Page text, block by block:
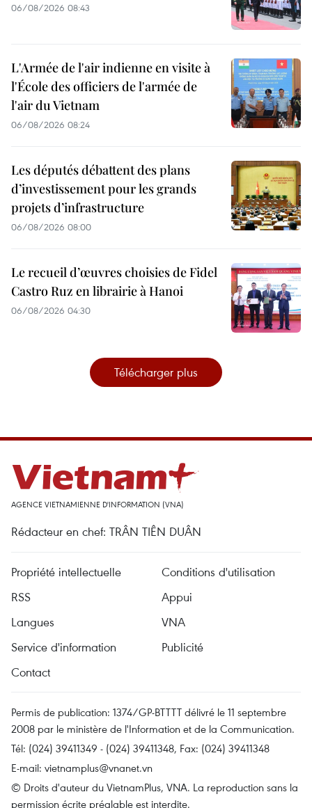
06/08/2026 08:43
L'Armée de l'air indienne en visite à
l'École des officiers de l'armée de
l'air du Vietnam
06/08/2026 08:24
Les députés débattent des plans
d’investissement pour les grands
projets d’infrastructure
06/08/2026 08:00
Le recueil d’œuvres choisies de Fidel
Castro Ruz en librairie à Hanoi
06/08/2026 04:30
Télécharger plus
AGENCE VIETNAMIENNE D'INFORMATION (VNA)
Rédacteur en chef: TRÂN TIÊN DUÂN
Propriété intellectuelle
Conditions d'utilisation
RSS
Appui
Langues
VNA
Service d'information
Publicité
Contact
Permis de publication: 1374/GP-BTTTT délivré le 11 septembre
2008 par le ministère de l'Information et de la Communication.
Tél: (024) 39411349 - (024) 39411348, Fax: (024) 39411348
E-mail: vietnamplus@vnanet.vn
© Droits d'auteur du VietnamPlus, VNA. La reproduction sans la
permission écrite préalable est interdite.